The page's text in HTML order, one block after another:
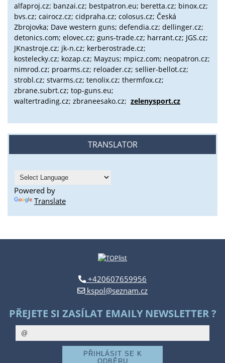
alfaproj.cz; banzai.cz; bestpatron.eu; beretta.cz; binox.cz;
bvs.cz; cairocz.cz; cidpraha.cz; colosus.cz; Česká
Zbrojovka; Dave western guns; defendia.cz; dellinger.cz;
detonics.com; elovec.cz; guns-trade.cz; harrant.cz; JGS.cz;
JKnastroje.cz; jk-n.cz; kerberostrade.cz;
kostelecky.cz; kozap.cz; Mayzus; mpicz.com; neopatron.cz;
nimrod.cz; proarms.cz; reloader.cz; sellier-bellot.cz;
strobl.cz; stvarms.cz; tenolix.cz; thermfox.cz;
zbrane.subrt.cz; top-guns.eu;
waltertrading.cz; zbraneesako.cz; zelenysport.cz
TRANSLATOR
Powered by
Translate
+420607659956
kspol@seznam.cz
PŘEJETE SI ZASÍLAT EMAILY NEWSLETTER ?